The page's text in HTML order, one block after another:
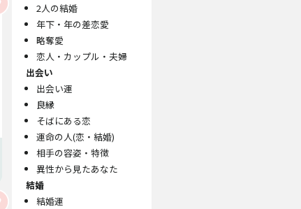
2人の結婚
年下・年の差恋愛
略奪愛
恋人・カップル・夫婦
出会い
出会い運
良縁
そばにある恋
運命の人(恋・結婚)
相手の容姿・特徴
異性から見たあなた
結婚
結婚運